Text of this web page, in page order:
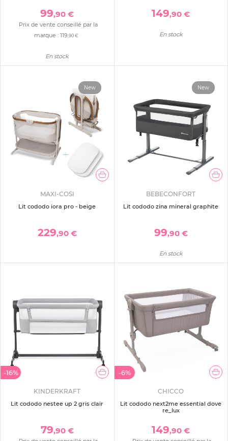
99,90 €
Prix de vente conseillé par la
marque : 119 ,90 €
En stock
149,90 €
En stock
New
MAXI-COSI
Lit cododo iora pro - beige
229,90 €
New
BEBECONFORT
Lit cododo zina mineral graphite
99,90 €
En stock
-16%
KINDERKRAFT
Lit cododo nestee up 2 gris clair
79,90 €
-6%
CHICCO
Lit cododo next2me essential dove
re_lux
149,90 €